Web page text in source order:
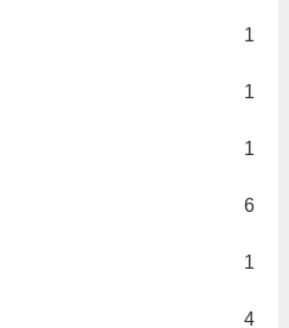
1
1
1
6
1
4